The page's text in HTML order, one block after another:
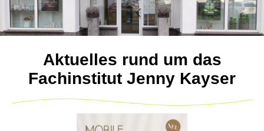
Aktuelles rund um das
Fachinstitut Jenny Kayser